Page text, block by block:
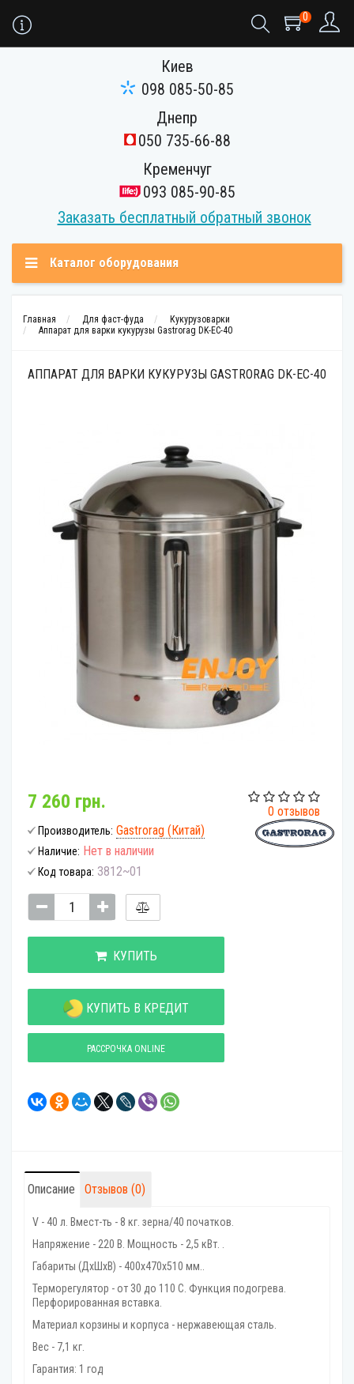
0
Киев
098 085-50-85
Днепр
050 735-66-88
Кременчуг
093 085-90-85
Заказать бесплатный обратный звонок
Каталог оборудования
Главная Для фаст-фуда
Кукурузоварки
Аппарат для варки кукурузы Gastrorag DK-EC-40
АППАРАТ ДЛЯ ВАРКИ КУКУРУЗЫ GASTRORAG DK-EC-40
0 отзывов
7 260 грн.
Производитель: Gastrorag (Китай)
Наличие: Нет в наличии
Код товара: 3812~01
КУПИТЬ
КУПИТЬ В КРЕДИТ
РАССРОЧКА ONLINE
Описание Отзывов (0)
V - 40 л. Вмест-ть - 8 кг. зерна/40 початков.
Напряжение - 220 В. Мощность - 2,5 кВт. .
Габариты (ДхШхВ) - 400x470x510 мм..
Терморегулятор - от 30 до 110 С. Функция подогрева.
Перфорированная вставка.
Материал корзины и корпуса - нержавеющая сталь.
Вес - 7,1 кг.
Гарантия: 1 год